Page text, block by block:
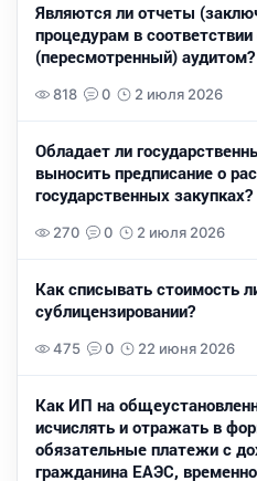
Являются ли отчеты
процедурам в
(пересмотренный) аудитом?
818 0 2 июля 2026
Обладает ли
выносить предписание о
государственных закупках?
270 0 2 июля 2026
Как списывать стоимость
сублицензировании?
475 0 22 июня 2026
Как ИП на
исчислять и отражать в
обязательные платежи с
гражданина ЕАЭС,